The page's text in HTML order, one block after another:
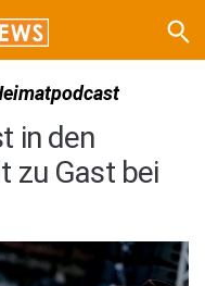
in den
zu Gast bei